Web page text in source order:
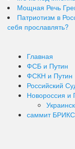
Мощная Речь
Патриотизм в
себя прославлять?
Главная
ФСБ и Путин
ФСКН и Путин
Российский
Новороссия и
саммит БРИКС